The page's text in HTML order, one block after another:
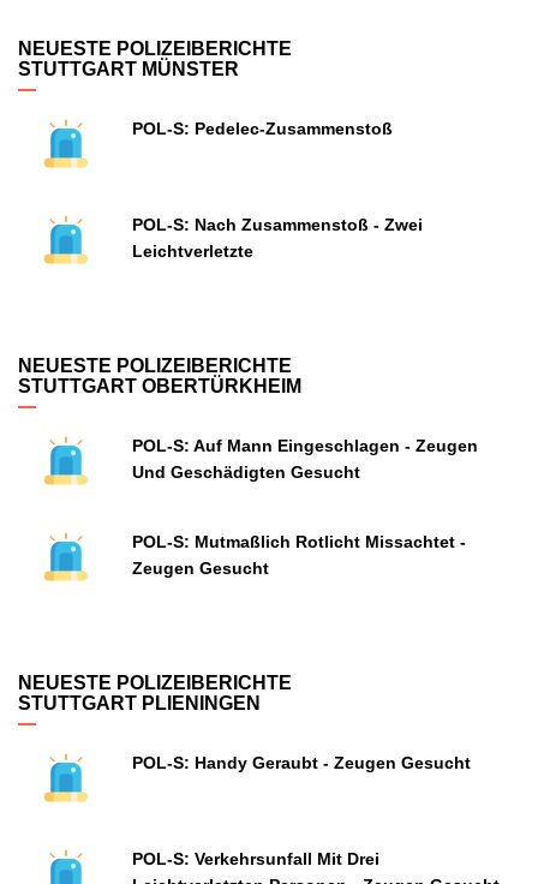
NEUESTE POLIZEIBERICHTE
STUTTGART MÜNSTER
POL-S: Pedelec-Zusammenstoß
POL-S: Nach Zusammenstoß - Zwei
Leichtverletzte
NEUESTE POLIZEIBERICHTE
STUTTGART OBERTÜRKHEIM
POL-S: Auf Mann Eingeschlagen - Zeugen
Und Geschädigten Gesucht
POL-S: Mutmaßlich Rotlicht Missachtet -
Zeugen Gesucht
NEUESTE POLIZEIBERICHTE
STUTTGART PLIENINGEN
POL-S: Handy Geraubt - Zeugen Gesucht
POL-S: Verkehrsunfall Mit Drei